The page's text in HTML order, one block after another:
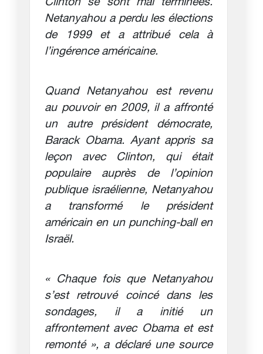
Netanyahou a perdu les élections
de 1999 et a attribué cela à
l’ingérence américaine.
Quand Netanyahou est revenu
au pouvoir en 2009, il a affronté
un autre président démocrate,
Barack Obama. Ayant appris sa
leçon avec Clinton, qui était
populaire auprès de l’opinion
publique israélienne, Netanyahou
a transformé le président
américain en un punching-ball en
Israël.
« Chaque fois que Netanyahou
s’est retrouvé coincé dans les
sondages, il a initié un
affrontement avec Obama et est
remonté », a déclaré une source